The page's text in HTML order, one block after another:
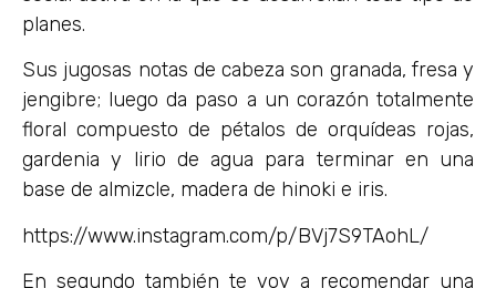
planes.
Sus jugosas notas de cabeza son granada, fresa y
jengibre; luego da paso a un corazón totalmente
floral compuesto de pétalos de orquídeas rojas,
gardenia y lirio de agua para terminar en una
base de almizcle, madera de hinoki e iris.
https://www.instagram.com/p/BVj7S9TAohL/
En segundo también te voy a recomendar una